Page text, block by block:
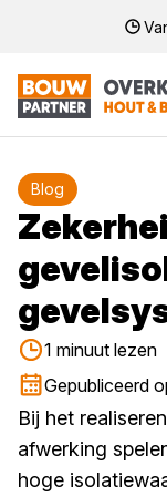
Blog
1 minuut lezen
Gepubliceerd
Bij het
afwerking
hoge